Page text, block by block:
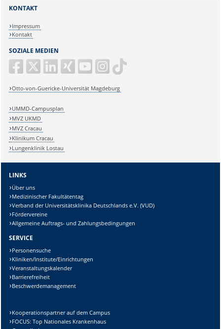
SOZIALE MEDIEN
Otto-von-Guericke-Universität Magdeburg
KONTAKT
Impressum
Kontakt
UMMD-Campusplan
MVZ UKMD
MVZ Cracau
Klinikum Cracau
Lungenklinik Lostau
LINKS
Über uns
Medizinischer Fakultätentag
Verband der Universitätsklinika Deutschlands e.V. (VUD)
Fördervereine
Allgemeine Auftrags- und Zahlungsbedingungen
SERVICE
Personensuche
Kliniken/Institute/Einrichtungen
Veranstaltungskalender
Barrierefreiheit
Beschwerdemanagement
Kooperationspartner auf dem Campus
FOCUS: Top Nationales Krankenhaus